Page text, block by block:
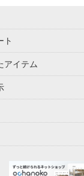
ト
アイテム